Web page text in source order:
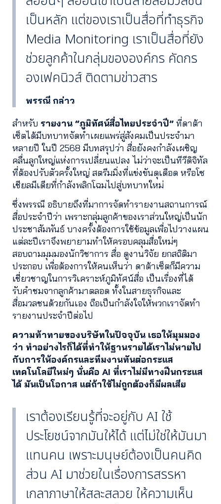
เป็นหลัก แต่ของเราเป็นสื่อที่ทำธุรกิจ
Media Monitoring เราเป็นสื่อที่ยัง
ช่วยลูกค้าในกลุ่มขององค์กร คัดกร
องเฟคนิวส์ ติดตามข่าวสาร
พรรณี กล่าว
สำหรับ รายงาน “ภูมิทัศน์สื่อไทยประจำปี” ที่ดาต้า
เซ็ตได้มีบทบาทจัดทำเผยแพร่สู่สังคมเป็นประจำมา
หลายปี ในปี 2568 มีบทสรุปว่า สื่อยังคงกำลังเผชิญ
คลื่นลูกใหญ่แห่งการเปลี่ยนแปลง ไม่ว่าจะเป็นทีวีดิจิทัล
ที่ต้องปรับตัวครั้งใหญ่ สตรีมมิ่งที่แข่งขันดุเดือด หรือโซ
เชียลมีเดียที่กำลังพลิกโฉมไปสู่บทบาทใหม่
ซึ่งพรรณี อธิบายถึงที่มาการจัดทำรายงานสถานการณ์
สื่อประจำปีว่า เพราะกลุ่มลูกค้าของเราส่วนใหญ่เป็นนัก
ประชาสัมพันธ์ บางครั้งต้องการใช้ข้อมูลเพื่อไปวางแผน
แต่ละปีเราจึงพยายามทำให้ครอบคลุมสื่อใหม่ๆ
สอบถามมุมมองนักวิชาการ สื่อ ดูงานวิจัย ยกสถิติมา
ประกอบ เพื่อต้องการให้คนเห็นว่า ดาต้าเซ็ตก็มีความ
เชี่ยวชาญในการวิเคราะห์ภูมิทัศน์สื่อ เป็นเรื่องที่ได้
รับคำชมจากลูกค้ามาตลอด ทั้งในสายธุรกิจและ
สื่อมวลชนด้วยกันเอง ถือเป็นกำลังใจให้พวกเราจัดทำ
รายงานประจำปีต่อไป
ความท้าทายของบริษัทในปัจจุบัน เธอให้มุมมอง
ว่า ทำอย่างไรก็ได้ที่ทำให้ฐานรายได้เราไม่หายไป
กับการให้องค์กรและทีมงานทันต่อกระแส
เทคโนโลยีใหม่ๆ นั่นคือ AI ที่เราไม่มีทางฝืนกระแส
ได้ มันเป็นโอกาส แต่ถ้าใช้ไม่ถูกต้องก็มีผลเสีย
เราต้องเรียนรู้ที่จะอยู่กับ AI ใช้
ประโยชน์จากมันให้ได้ แต่ไม่ใช่ให้มันมา
แทนคน เพราะมนุษย์ต้องเป็นคนคิด
ส่วน AI มาช่วยในเรื่องการสรรหา
เกลาภาษาให้สละสลวย ให้ความเห็น